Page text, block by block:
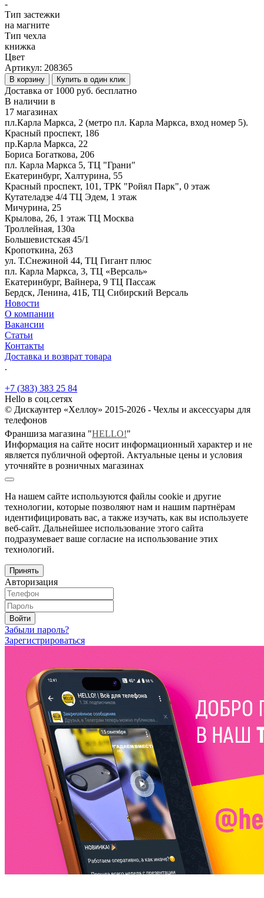
-
Тип застежки
на магните
Тип чехла
книжка
Цвет
Артикул: 208365
В корзину Купить в один клик
Доставка от 1000 руб. бесплатно
В наличии в
17 магазинах
пл.Карла Маркса, 2 (метро пл. Карла Маркса, вход номер 5).
Красный проспект, 186
пр.Карла Маркса, 22
Бориса Богаткова, 206
пл. Карла Маркса 5, ТЦ "Грани"
Екатеринбург, Халтурина, 55
Красный проспект, 101, ТРК "Ройял Парк", 0 этаж
Кутателадзе 4/4 ТЦ Эдем, 1 этаж
Мичурина, 25
Крылова, 26, 1 этаж ТЦ Москва
Троллейная, 130а
Большевистская 45/1
Кропоткина, 263
ул. Т.Снежиной 44, ТЦ Гигант плюс
пл. Карла Маркса, 3, ТЦ «Версаль»
Екатеринбург, Вайнера, 9 ТЦ Пассаж
Бердск, Ленина, 41Б, ТЦ Сибирский Версаль
Новости
О компании
Вакансии
Статьи
Контакты
Доставка и возврат товара
.
+7 (383) 383 25 84
Hello в соц.сетях
© Дискаунтер «Хеллоу» 2015-2026 - Чехлы и аксессуары для
телефонов
Франшиза магазина "HELLO!"
Информация на сайте носит информационный характер и не
является публичной офертой. Актуальные цены и условия
уточняйте в розничных магазинах
На нашем сайте используются файлы cookie и другие
технологии, которые позволяют нам и нашим партнёрам
идентифицировать вас, а также изучать, как вы используете
веб-сайт. Дальнейшее использование этого сайта
подразумевает ваше согласие на использование этих
технологий.
Принять
Авторизация
Войти
Забыли пароль?
Зарегистрироваться